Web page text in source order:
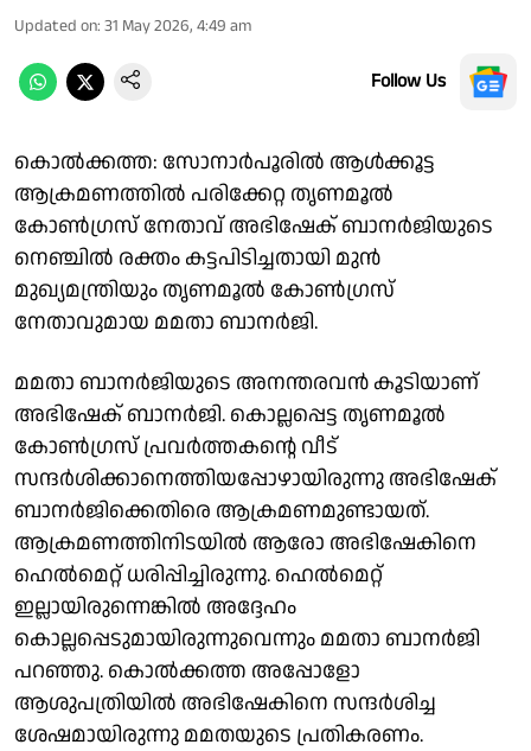
Updated on: 31 May 2026, 4:49 am
Follow Us
കൊല്‍ക്കത്ത: സോനാര്‍പൂരില്‍ ആള്‍ക്കൂട്ട
ആക്രമണത്തില്‍ പരിക്കേറ്റ തൃണമൂല്‍
കോണ്‍ഗ്രസ് നേതാവ് അഭിഷേക് ബാനര്‍ജിയുടെ
നെഞ്ചില്‍ രക്തം കട്ടപിടിച്ചതായി മുന്‍
മുഖ്യമന്ത്രിയും തൃണമൂല്‍ കോണ്‍ഗ്രസ്
നേതാവുമായ മമതാ ബാനര്‍ജി.
മമതാ ബാനര്‍ജിയുടെ അനന്തരവന്‍ കൂടിയാണ്
അഭിഷേക് ബാനര്‍ജി. കൊല്ലപ്പെട്ട തൃണമൂല്‍
കോണ്‍ഗ്രസ് പ്രവര്‍ത്തകന്റെ വീട്
സന്ദര്‍ശിക്കാനെത്തിയപ്പോഴായിരുന്നു അഭിഷേക്
ബാനര്‍ജിക്കെതിരെ ആക്രമണമുണ്ടായത്.
ആക്രമണത്തിനിടയില്‍ ആരോ അഭിഷേകിനെ
ഹെല്‍മെറ്റ് ധരിപ്പിച്ചിരുന്നു. ഹെല്‍മെറ്റ്
ഇല്ലായിരുന്നെങ്കില്‍ അദ്ദേഹം
കൊല്ലപ്പെടുമായിരുന്നുവെന്നും മമതാ ബാനര്‍ജി
പറഞ്ഞു. കൊല്‍ക്കത്ത അപ്പോളോ
ആശുപത്രിയില്‍ അഭിഷേകിനെ സന്ദര്‍ശിച്ച
ശേഷമായിരുന്നു മമതയുടെ പ്രതികരണം.